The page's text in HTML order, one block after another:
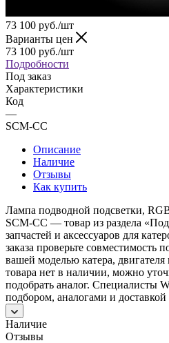
73 100 руб./шт
Варианты цен
73 100 руб./шт
Подробности
Под заказ
Характеристики
Код
—
SCM-CC
Описание
Наличие
Отзывы
Как купить
Лампа подводной подсветки,
SCM-CC — товар из раздела
запчастей и аксессуаров для
заказа проверьте совместимость
вашей моделью катера,
товара нет в наличии, можно
подобрать аналог. Специалисты
подбором, аналогами и
Наличие
Отзывы